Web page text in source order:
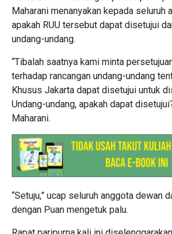
Maharani menanyakan kepada seluruh
apakah RUU tersebut dapat disetujui
undang-undang.
“Tibalah saatnya kami minta
terhadap rancangan undang-undang
Khusus Jakarta dapat disetujui untuk
Undang-undang, apakah dapat
Maharani.
“Setuju,” ucap seluruh anggota dewan
dengan Puan mengetuk palu.